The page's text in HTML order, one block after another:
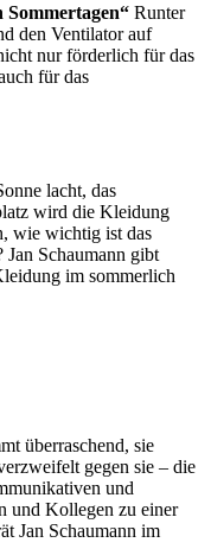
Runter
den Ventilator auf
nur förderlich für das
für das
lacht, das
wird die Kleidung
wie wichtig ist das
Schaumann gibt
im sommerlich
überraschend, sie
gegen sie – die
und
und Kollegen zu einer
Jan Schaumann im